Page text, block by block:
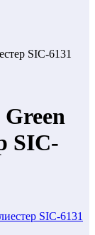
SIC-6131
SIC-